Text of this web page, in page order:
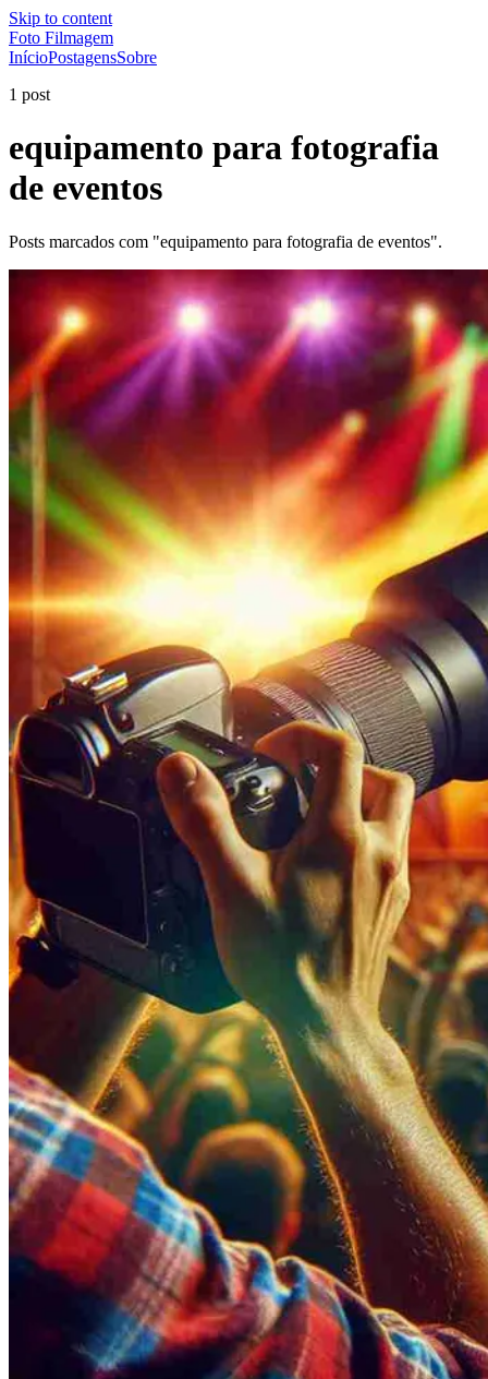
Skip to content
Foto Filmagem
InícioPostagensSobre
1 post
equipamento para fotografia
de eventos
Posts marcados com "equipamento para fotografia de eventos".